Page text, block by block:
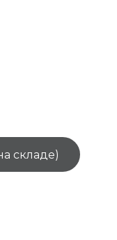
складе)